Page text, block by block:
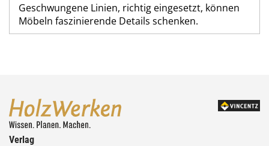
Geschwungene Linien, richtig eingesetzt, können
Möbeln faszinierende Details schenken.
Verlag